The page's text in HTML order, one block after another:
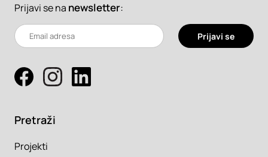
Prijavi se na newsletter:
Prijavi se
Pretraži
Projekti